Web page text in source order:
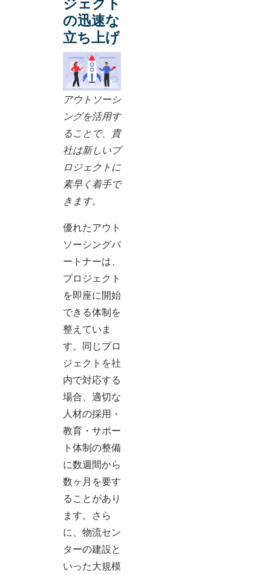
の迅速な
立ち上げ
アウトソーシ
ングを活用す
ることで、貴
社は新しいプ
ロジェクトに
素早く着手で
きます。
優れたアウト
ソーシングパ
ートナーは、
プロジェクト
を即座に開始
できる体制を
整えていま
す。同じプロ
ジェクトを社
内で対応する
場合、適切な
人材の採用・
教育・サポー
ト体制の整備
に数週間から
数ヶ月を要す
ることがあり
ます。さら
に、物流セン
ターの建設と
いった大規模